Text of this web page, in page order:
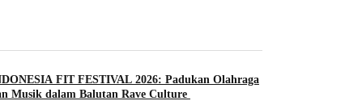
FIT FESTIVAL 2026: Padukan Olahraga
Musik dalam Balutan Rave Culture